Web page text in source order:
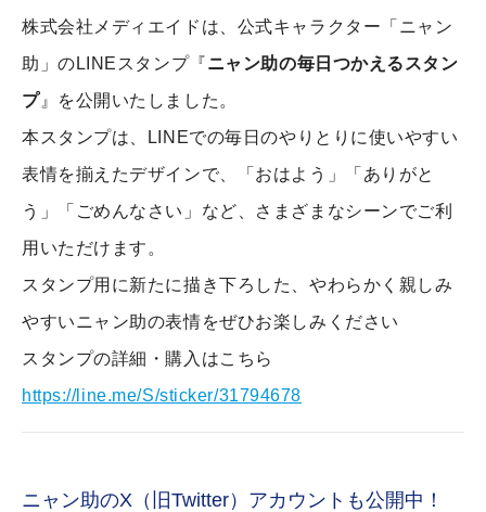
株式会社メディエイドは、公式キャラクター「ニャン
助」のLINEスタンプ『ニャン助の毎日つかえるスタン
プ』を公開いたしました。
本スタンプは、LINEでの毎日のやりとりに使いやすい
表情を揃えたデザインで、「おはよう」「ありがと
う」「ごめんなさい」など、さまざまなシーンでご利
用いただけます。
スタンプ用に新たに描き下ろした、やわらかく親しみ
やすいニャン助の表情をぜひお楽しみください
スタンプの詳細・購入はこちら
https://line.me/S/sticker/31794678
ニャン助のX（旧Twitter）アカウントも公開中！